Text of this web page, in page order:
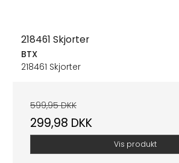
218461 Skjorter
BTX
218461 Skjorter
599,95 DKK
299,98 DKK
Vis produkt